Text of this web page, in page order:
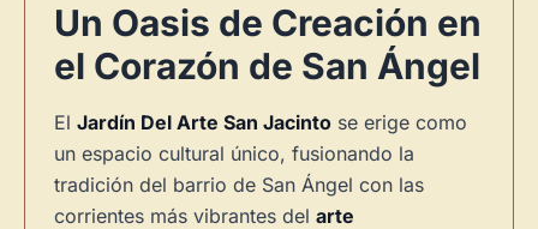
Un Oasis de Creación en
el Corazón de San Ángel
El Jardín Del Arte San Jacinto se erige como
un espacio cultural único, fusionando la
tradición del barrio de San Ángel con las
corrientes más vibrantes del arte